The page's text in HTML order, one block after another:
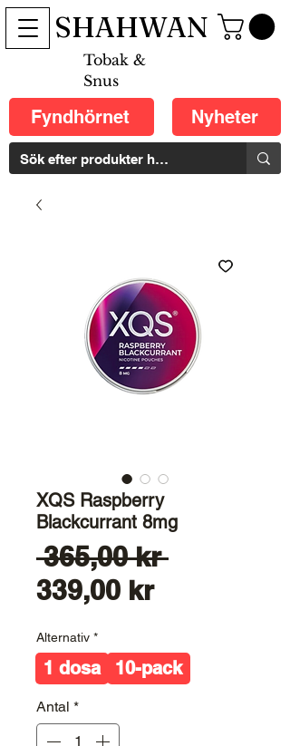
SHAHWAN
Tobak &
Snus
Fyndhörnet Nyheter
XQS Raspberry
Blackcurrant 8mg
365,00 kr Ordinarie
339,00 krReapris
Alternativ *
1 dosa 10-pack
Antal *